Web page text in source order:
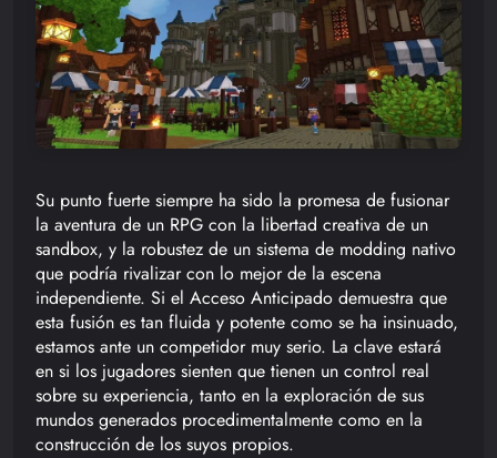
Su punto fuerte siempre ha sido la promesa de fusionar
la aventura de un RPG con la libertad creativa de un
sandbox, y la robustez de un sistema de modding nativo
que podría rivalizar con lo mejor de la escena
independiente. Si el Acceso Anticipado demuestra que
esta fusión es tan fluida y potente como se ha insinuado,
estamos ante un competidor muy serio. La clave estará
en si los jugadores sienten que tienen un control real
sobre su experiencia, tanto en la exploración de sus
mundos generados procedimentalmente como en la
construcción de los suyos propios.